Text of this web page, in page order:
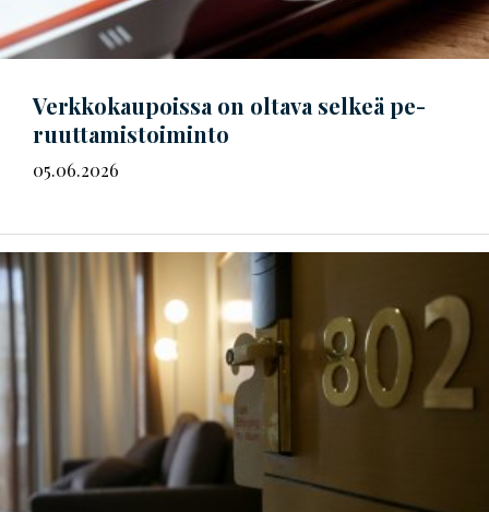
Verkkokaupoissa on oltava selkeä pe­
ruut­ta­mis­toi­min­to
05.06.2026